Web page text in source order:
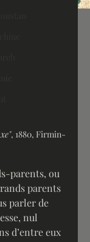
, 1880, Firmin-
parents
parler de
nul
d’entre eux